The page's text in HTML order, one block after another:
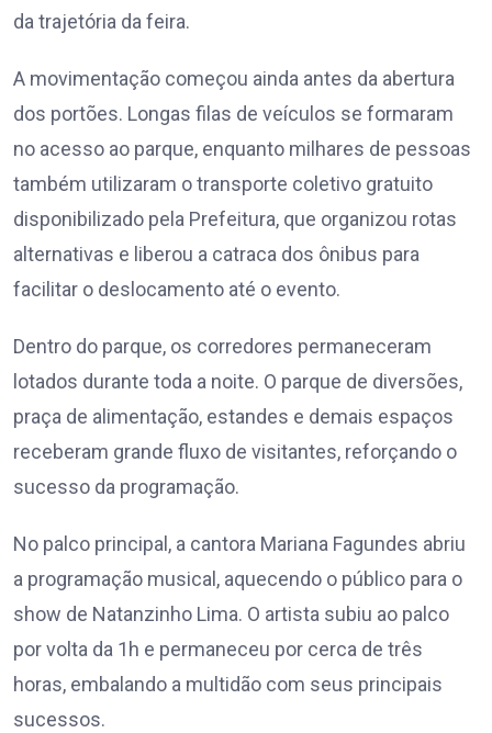
da trajetória da feira.
A movimentação começou ainda antes da abertura
dos portões. Longas filas de veículos se formaram
no acesso ao parque, enquanto milhares de pessoas
também utilizaram o transporte coletivo gratuito
disponibilizado pela Prefeitura, que organizou rotas
alternativas e liberou a catraca dos ônibus para
facilitar o deslocamento até o evento.
Dentro do parque, os corredores permaneceram
lotados durante toda a noite. O parque de diversões,
praça de alimentação, estandes e demais espaços
receberam grande fluxo de visitantes, reforçando o
sucesso da programação.
No palco principal, a cantora Mariana Fagundes abriu
a programação musical, aquecendo o público para o
show de Natanzinho Lima. O artista subiu ao palco
por volta da 1h e permaneceu por cerca de três
horas, embalando a multidão com seus principais
sucessos.